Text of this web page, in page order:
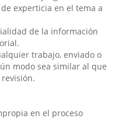
experticia en el tema a
de la información
trabajo, enviado o
modo sea similar al que
en el proceso